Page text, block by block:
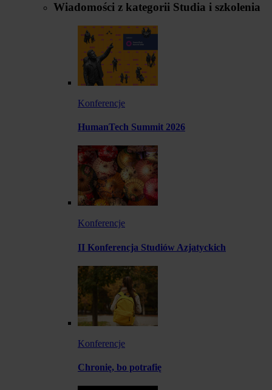
Wiadomości z kategorii Studia i szkolenia
Konferencje
HumanTech Summit 2026
Konferencje
II Konferencja Studiów Azjatyckich
Konferencje
Chronię, bo potrafię